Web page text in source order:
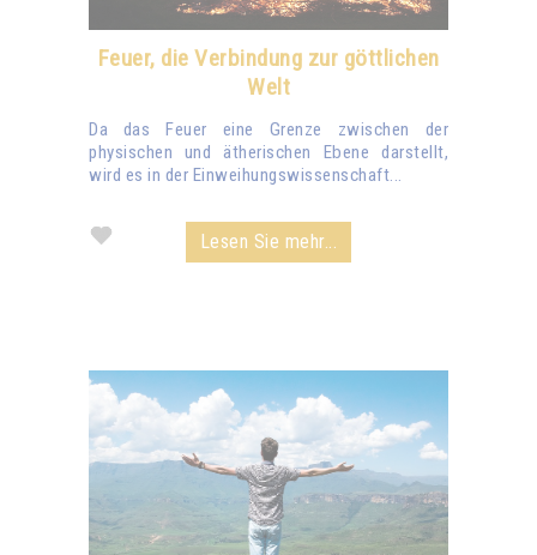
Feuer, die Verbindung zur göttlichen
Welt
Da das Feuer eine Grenze zwischen der
physischen und ätherischen Ebene darstellt,
wird es in der Einweihungswissenschaft...
Lesen Sie mehr...